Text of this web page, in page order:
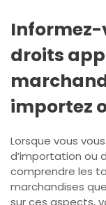
Informez-
droits
importez
Lorsque vous
d’importation ou
comprendre les
marchandises